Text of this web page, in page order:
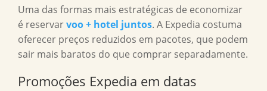
Uma das formas mais estratégicas de economizar
é reservarvoo + hotel juntos. A Expedia costuma
oferecer preços reduzidos em pacotes, que podem
sair mais baratos do que comprar separadamente.
Promoções Expedia em datas